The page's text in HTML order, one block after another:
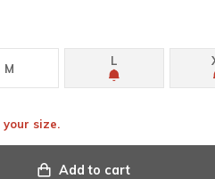
M
L
size.
Add to cart